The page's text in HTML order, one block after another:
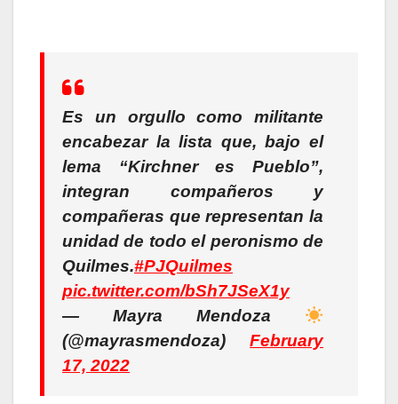
Es un orgullo como militante
encabezar la lista que, bajo el
lema “Kirchner es Pueblo”,
integran compañeros y
compañeras que representan la
unidad de todo el peronismo de
Quilmes.#PJQuilmes
pic.twitter.com/bSh7JSeX1y
— Mayra Mendoza
(@mayrasmendoza) February
17, 2022